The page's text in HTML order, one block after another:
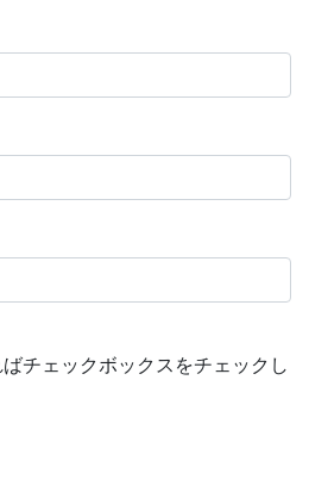
チェックボックスをチェックし